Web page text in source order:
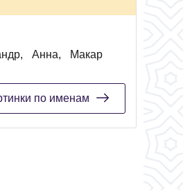
Анна, Макар
по именам